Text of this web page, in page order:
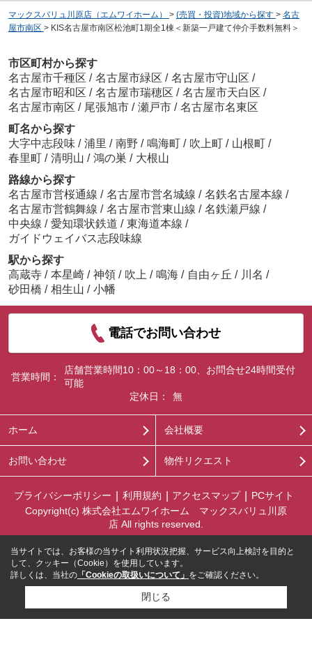
マックスバリュ川原店（エムワイホーム） > (売買・投資)地域から探す > 名古
屋市南区 > KIS名古屋市南区松池町1期全1棟＜新築一戸建て仲介手数料無料＞
市区町村から探す
名古屋市千種区 / 名古屋市緑区 / 名古屋市守山区 /
名古屋市昭和区 / 名古屋市瑞穂区 / 名古屋市天白区 /
名古屋市南区 / 尾張旭市 / 瀬戸市 / 名古屋市名東区
町名から探す
大字中志段味 / 浦里 / 南野 / 鳴海町 / 吹上町 / 山根町 /
春里町 / 清明山 / 鴻の巣 / 大根山
路線から探す
名古屋市営桜通線 / 名古屋市営名城線 / 名鉄名古屋本線 /
名古屋市営鶴舞線 / 名古屋市営東山線 / 名鉄瀬戸線 /
中央線 / 愛知環状鉄道 / 東海道本線 /
ガイドウェイバス志段味線
駅から探す
高蔵寺 / 本星崎 / 神領 / 吹上 / 鳴海 / 自由ヶ丘 / 川名 /
砂田橋 / 相生山 / 小幡
電話でお問い合わせ
営業時間：
店舗営業時間10：00～18：00、お問合せ24時間受付
可能
定休日：
無
ホーム 会社概要
お問い合わせ 物件リクエスト
プライバシーポリシー 利用規約 アクセスマップ
PCサイト
Copyright(c) 株式会社エムワイホーム マックスバリュ川原
店 All rights reserved.
当サイトでは、お客様の当サイト利用状況把握、サービス向上検討を目的と
して、クッキー（Cookie）を使用しています。
詳しくは、当社の 「Cookieの取扱いについて」 をご確認ください。
閉じる